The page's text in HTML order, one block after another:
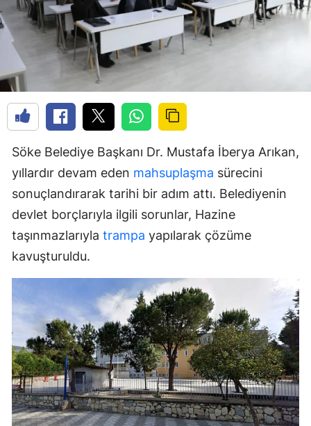
Söke Belediye Başkanı Dr. Mustafa İberya Arıkan,
yıllardır devam eden mahsuplaşma sürecini
sonuçlandırarak tarihi bir adım attı. Belediyenin
devlet borçlarıyla ilgili sorunlar, Hazine
taşınmazlarıyla trampa yapılarak çözüme
kavuşturuldu.